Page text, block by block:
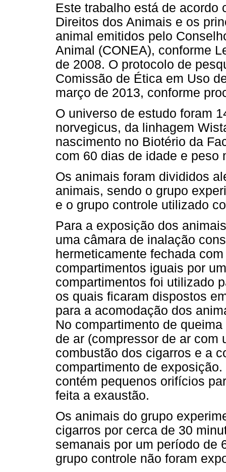
Este trabalho está de acordo
Direitos dos Animais e os
animal emitidos pelo
Animal (CONEA), conforme
de 2008. O protocolo de
Comissão de Ética em Uso
março de 2013, conforme
O universo de estudo foram
norvegicus, da linhagem
nascimento no Biotério da
com 60 dias de idade e peso
Os animais foram divididos
animais, sendo o grupo
e o grupo controle utilizado
Para a exposição dos
uma câmara de inalação
hermeticamente fechada
compartimentos iguais por
compartimentos foi utilizado
os quais ficaram dispostos
para a acomodação dos
No compartimento de
de ar (compressor de ar com
combustão dos cigarros e a
compartimento de
contém pequenos orifícios
feita a exaustão.
Os animais do grupo
cigarros por cerca de 30
semanais por um período de
grupo controle não foram